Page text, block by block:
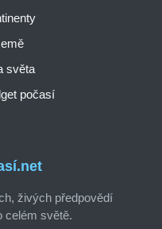
živých předpovědí
celém světě.
světa
počasí